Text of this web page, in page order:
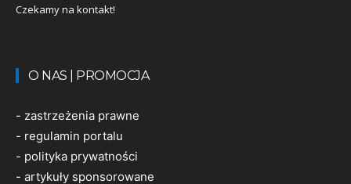
Czekamy na kontakt!
O NAS | PROMOCJA
- zastrzeżenia prawne
- regulamin portalu
- polityka prywatności
- artykuły sponsorowane